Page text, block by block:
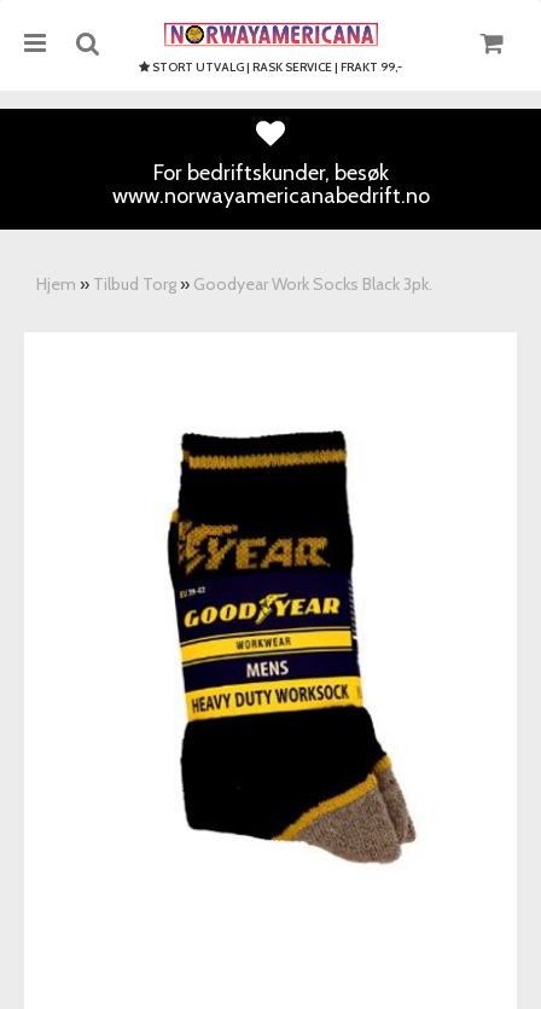
STORT UTVALG | RASK SERVICE | FRAKT 99,-
For bedriftskunder, besøk
www.norwayamericanabedrift.no
Hjem » Tilbud Torg » Goodyear Work Socks Black 3pk.